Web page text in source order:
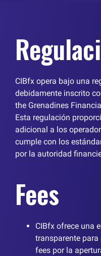
CIBfx opera bajo una
debidamente inscrito
the Grenadines
Esta regulación
adicional a los
cumple con los
por la autoridad
Fees
CIBfx ofrece una
transparente para
fees por la